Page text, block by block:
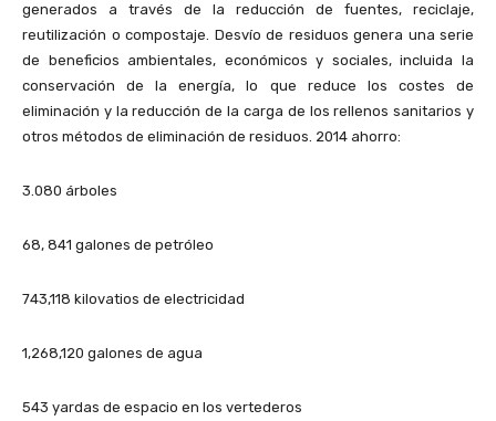
generados a través de la reducción de fuentes, reciclaje,
reutilización o compostaje. Desvío de residuos genera una serie
de beneficios ambientales, económicos y sociales, incluida la
conservación de la energía, lo que reduce los costes de
eliminación y la reducción de la carga de los rellenos sanitarios y
otros métodos de eliminación de residuos. 2014 ahorro:
3.080 árboles
68, 841 galones de petróleo
743,118 kilovatios de electricidad
1,268,120 galones de agua
543 yardas de espacio en los vertederos